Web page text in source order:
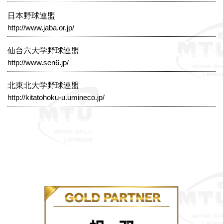
日本野球連盟
http://www.jaba.or.jp/
仙台六大学野球連盟
http://www.sen6.jp/
北東北大学野球連盟
http://kitatohoku-u.umineco.jp/